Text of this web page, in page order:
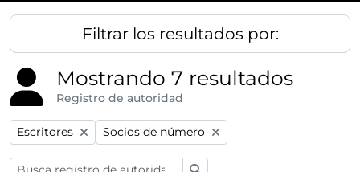
Filtrar los resultados por:
Mostrando 7 resultados
Registro de autoridad
Remove filter:
Escritores Remove filter:
Socios de número